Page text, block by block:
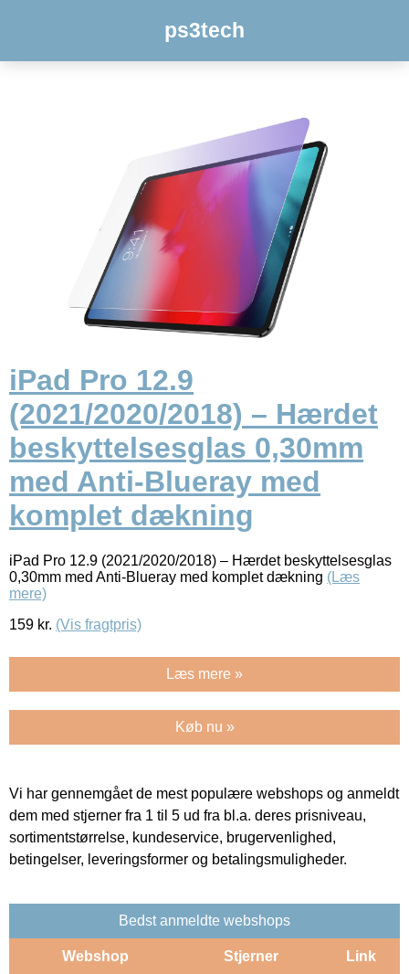
ps3tech
iPad Pro 12.9
(2021/2020/2018) – Hærdet
beskyttelsesglas 0,30mm
med Anti-Blueray med
komplet dækning
iPad Pro 12.9 (2021/2020/2018) – Hærdet beskyttelsesglas
0,30mm med Anti-Blueray med komplet dækning (Læs
mere)
159 kr. (Vis fragtpris)
Læs mere »
Køb nu »
Vi har gennemgået de mest populære webshops og anmeldt
dem med stjerner fra 1 til 5 ud fra bl.a. deres prisniveau,
sortimentstørrelse, kundeservice, brugervenlighed,
betingelser, leveringsformer og betalingsmuligheder.
Bedst anmeldte webshops
Webshop Stjerner Link